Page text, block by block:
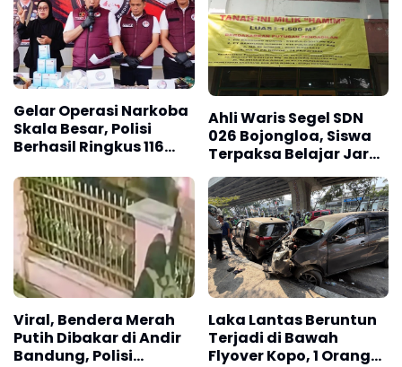
Gelar Operasi Narkoba
Skala Besar, Polisi
Berhasil Ringkus 116
Jutaan Obat Keras
Ahli Waris Segel SDN
026 Bojongloa, Siswa
Terpaksa Belajar Jarak
Jauh
Viral, Bendera Merah
Putih Dibakar di Andir
Bandung, Polisi
Laka Lantas Beruntun
Terjadi di Bawah
Flyover Kopo, 1 Orang